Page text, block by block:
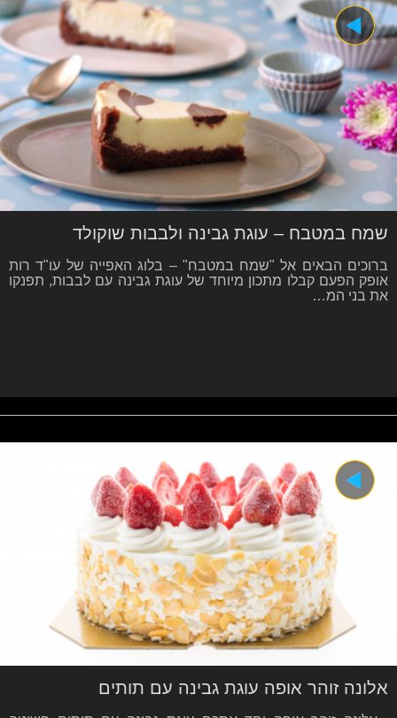
שמח במטבח – עוגת גבינה ולבבות שוקולד
ברוכים הבאים אל "שמח במטבח" – בלוג האפייה של עו"ד רות
אופק הפעם קבלו מתכון מיוחד של עוגת גבינה עם לבבות, תפנקו
את בני המ…
אלונה זוהר אופה עוגת גבינה עם תותים